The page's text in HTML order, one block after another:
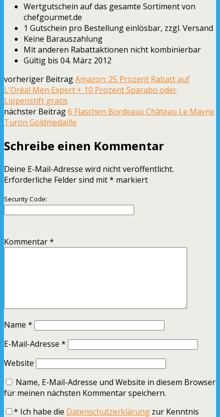
Wertgutschein auf das gesamte Sortiment von
chefgourmet.de
1 Gutschein pro Bestellung einlösbar, zzgl. Versand
Keine Barauszahlung
Mit anderen Rabattaktionen nicht kombinierbar
Gültig bis 04. März 2012
vorheriger BeitragAmazon: 25 Prozent Rabatt auf
L'Oréal Men Expert + 10 Prozent Sparabo oder
Lippenstift gratis
nächster Beitrag6 Flaschen Bordeaux Château Le Mayne
Turon Goldmedaille
Schreibe einen Kommentar
Deine E-Mail-Adresse wird nicht veröffentlicht.
Erforderliche Felder sind mit* markiert
Security Code:
Kommentar*
Name *
E-Mail-Adresse *
Website
Name, E-Mail-Adresse und Website in diesem Browser
für meinen nächsten Kommentar speichern.
* Ich habe die Datenschutzerklärung zur Kenntnis